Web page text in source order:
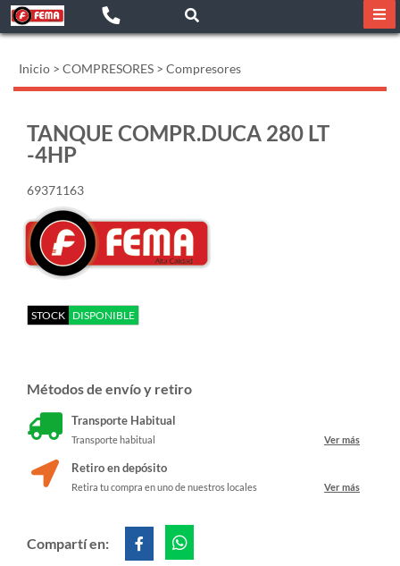
Inicio > COMPRESORES > Compresores
TANQUE COMPR.DUCA 280 LT
-4HP
69371163
STOCK DISPONIBLE
Métodos de envío y retiro
Transporte Habitual
Transporte habitual Ver más
Retiro en depósito
Retira tu compra en uno de nuestros locales Ver más
Compartí en: